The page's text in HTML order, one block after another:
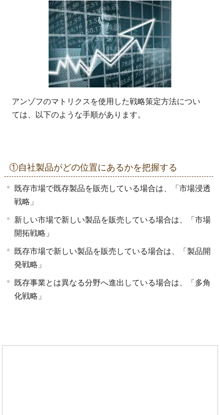
アンゾフのマトリクスを使用した戦略策定方法につい
ては、以下のような手順があります。
①自社製品がどの位置にあるかを把握する
既存市場で既存製品を販売している場合は、「市場浸透
戦略」
新しい市場で新しい製品を販売している場合は、「市場
開拓戦略」
既存市場で新しい製品を販売している場合は、「製品開
発戦略」
既存事業とは異なる分野へ進出している場合は、「多角
化戦略」